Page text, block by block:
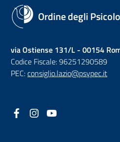
Ordine degli
via Ostiense 131/L - 00154
Codice Fiscale: 96251290589
PEC:consiglio.lazio@psypec.it
Facebook
(nuova scheda - new tab)
Instagram
(nuova scheda - new tab)